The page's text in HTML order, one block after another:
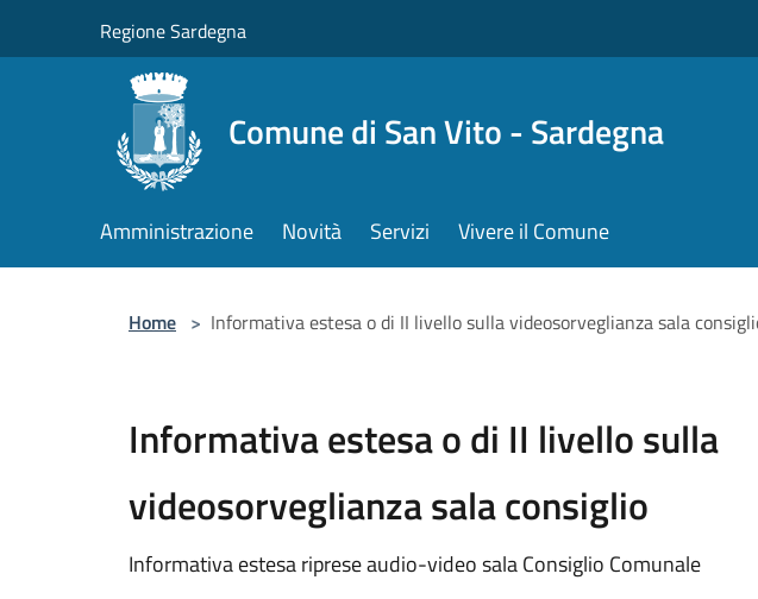
Regione Sardegna
Comune di San Vito - Sardegna
Amministrazione Novità Servizi Vivere il Comune
Home > Informativa estesa o di II livello sulla videosorveglianza sala
Informativa estesa o di II livello sulla
videosorveglianza sala consiglio
Informativa estesa riprese audio-video sala Consiglio Comunale